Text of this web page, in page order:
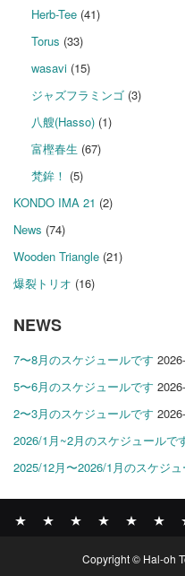
Herb-Tee(41)
Torus (33)
wasavi(15)
ジャズフラミンゴ(3)
八艘(Hasso)(1)
富樫春生 (67)
梵鉾！ (5)
KONDO IMA 21 (2)
News (74)
Wooden Triangle (21)
爆裂トリオ (16)
NEWS
7〜8月のスケジュールです
5〜6月のスケジュールです
2〜3月のスケジュールです
2026/1月~2月のスケジュールで
2025/12月〜2026/1月のスケジ
RECORDS
PROFILE
Copyright © Hal-oh